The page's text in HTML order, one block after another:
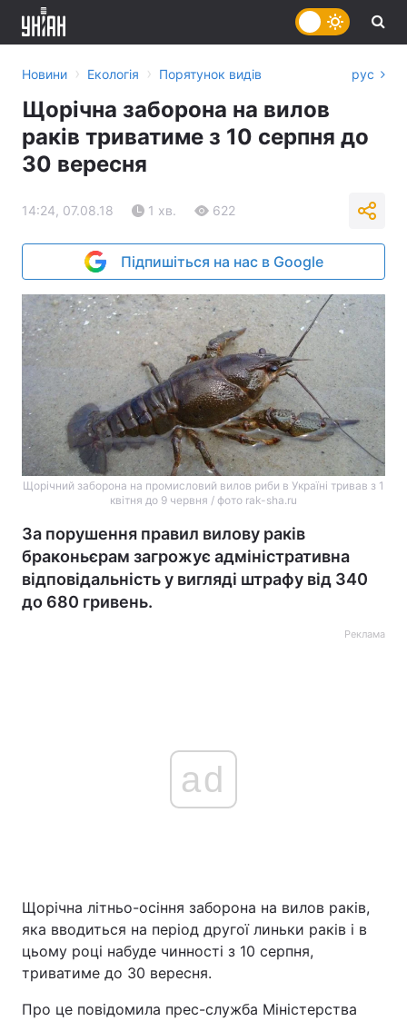
Україна Політика
Економіка
Спорт Наука
Новини › Екологія › Порятунок видів рус
Щорічна заборона на вилов
раків триватиме з 10 серпня до
30 вересня
14:24, 07.08.18 1 хв. 622
Підпишіться на нас в Google
Щорічний заборона на промисловий вилов риби в Україні тривав з 1
квітня до 9 червня / фото rak-sha.ru
За порушення правил вилову раків
браконьєрам загрожує адміністративна
відповідальність у вигляді штрафу від 340
до 680 гривень.
Реклама
ad
Щорічна літньо-осіння заборона на вилов раків,
яка вводиться на період другої линьки раків і в
цьому році набуде чинності з 10 серпня,
триватиме до 30 вересня.
Про це повідомила прес-служба Міністерства